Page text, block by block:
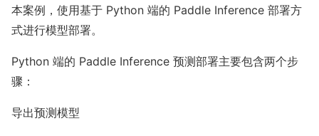
本案例，使用基于 Python 端的 Paddle Inference 部署方
式进行模型部署。
Python 端的 Paddle Inference 预测部署主要包含两个步
骤：
导出预测模型